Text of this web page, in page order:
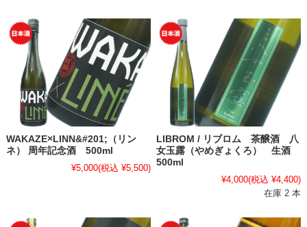
WAKAZE×LINN&#201;（リン
ネ） 周年記念酒 500ml
¥5,000(税込 ¥5,500)
LIBROM / リブロム 茶醸酒 八
女玉露（やめぎょくろ） 生酒
500ml
¥4,000(税込 ¥4,400)
在庫 2 本